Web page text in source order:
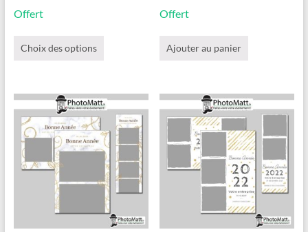
Offert
Choix des options
Les
options
peuvent
être
choisies
sur
la
page
du
produit
Offert
Ajouter au panier